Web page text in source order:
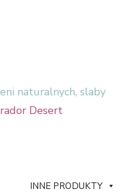
naturalnych, slaby
Desert
INNE PRODUKTY